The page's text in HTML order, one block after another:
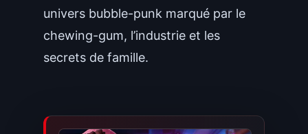
univers bubble-punk marqué par le
chewing-gum, l’industrie et les
secrets de famille.